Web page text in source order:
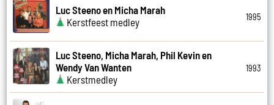
Luc Steeno en Micha Marah
Kerstfeest medley
1995
Luc Steeno, Micha Marah, Phil Kevin en
Wendy Van Wanten
Kerstmedley
1993